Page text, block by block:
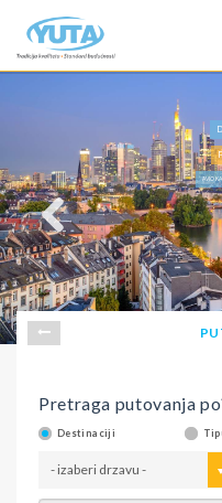
AVIO
Pretraga putovanja
Destinaciji
- izaberi drzavu -